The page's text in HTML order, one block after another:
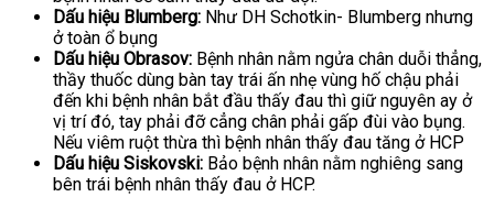
Dấu hiệu Blumberg: Như DH Schotkin- Blumberg nhưng
ở toàn ổ bụng
Dấu hiệu Obrasov: Bệnh nhân nằm ngửa chân duỗi thẳng,
thầy thuốc dùng bàn tay trái ấn nhẹ vùng hố chậu phải
đến khi bệnh nhân bắt đầu thấy đau thì giữ nguyên ay ở
vị trí đó, tay phải đỡ cẳng chân phải gấp đùi vào bụng.
Nếu viêm ruột thừa thì bệnh nhân thấy đau tăng ở HCP
Dấu hiệu Siskovski: Bảo bệnh nhân nằm nghiêng sang
bên trái bệnh nhân thấy đau ở HCP.